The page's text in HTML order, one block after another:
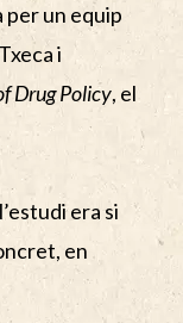
per un equip
i
Drug Policy, el
era si
en